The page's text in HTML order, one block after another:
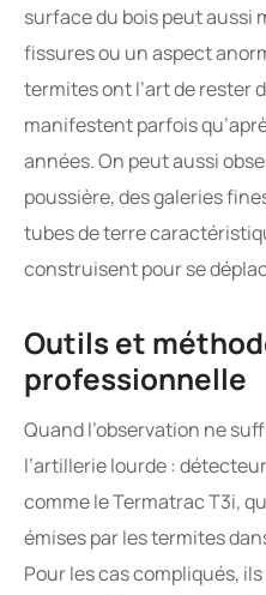
surface du bois peut aussi
fissures ou un aspect
termites ont l’art de rester
manifestent parfois
années. On peut aussi
poussière, des galeries
tubes de terre
construisent pour se
Outils et
professionnelle
Quand l’observation ne
l’artillerie lourde :
comme le Termatrac T3i,
émises par les termites
Pour les cas compliqués,